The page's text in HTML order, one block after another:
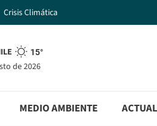
Crisis Climática
15°
de 2026
MEDIO AMBIENTE